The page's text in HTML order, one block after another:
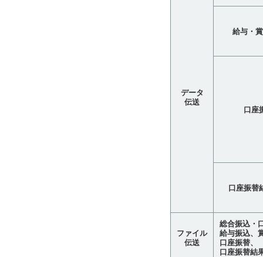
データ
伝送
給与・
口座
口座振替
ファイル
伝送
総合振込・
給与振込、
口座振替、
口座振替結